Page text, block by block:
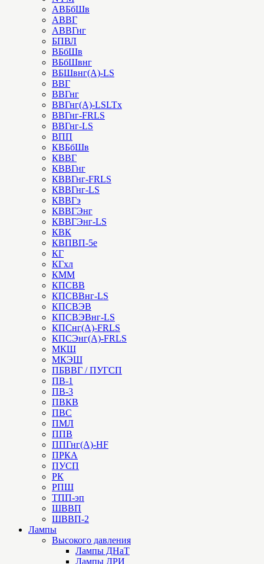
АВБбШв
АВВГ
АВВГнг
БПВЛ
ВБбШв
ВБбШвнг
ВБШвнг(А)-LS
ВВГ
ВВГнг
ВВГнг(А)-LSLTx
ВВГнг-FRLS
ВВГнг-LS
ВПП
КВБбШв
КВВГ
КВВГнг
КВВГнг-FRLS
КВВГнг-LS
КВВГэ
КВВГЭнг
КВВГЭнг-LS
КВК
КВПВП-5е
КГ
КГхл
КММ
КПСВВ
КПСВВнг-LS
КПСВЭВ
КПСВЭВнг-LS
КПСнг(А)-FRLS
КПСЭнг(А)-FRLS
МКШ
МКЭШ
ПБВВГ / ПУГСП
ПВ-1
ПВ-3
ПВКВ
ПВС
ПМЛ
ППВ
ППГнг(А)-HF
ПРКА
ПУСП
РК
РПШ
ТПП-эп
ШВВП
ШВВП-2
Лампы
Высокого давления
Лампы ДНаТ
Лампы ДРИ